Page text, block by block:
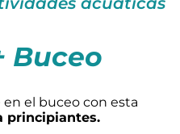
Buceo
el buceo con esta
principiantes.